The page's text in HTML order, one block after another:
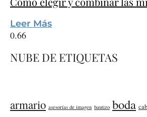
Leer Más
NUBE DE ETIQUETAS
armario asesorías de imagen bautizo boda